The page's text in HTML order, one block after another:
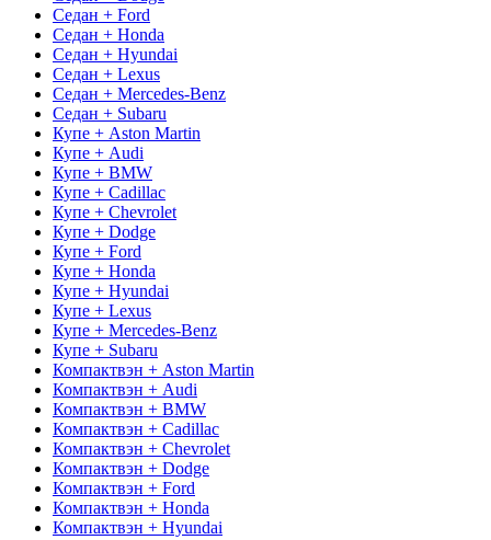
Седан + Ford
Седан + Honda
Седан + Hyundai
Седан + Lexus
Седан + Mercedes-Benz
Седан + Subaru
Купе + Aston Martin
Купе + Audi
Купе + BMW
Купе + Cadillac
Купе + Chevrolet
Купе + Dodge
Купе + Ford
Купе + Honda
Купе + Hyundai
Купе + Lexus
Купе + Mercedes-Benz
Купе + Subaru
Компактвэн + Aston Martin
Компактвэн + Audi
Компактвэн + BMW
Компактвэн + Cadillac
Компактвэн + Chevrolet
Компактвэн + Dodge
Компактвэн + Ford
Компактвэн + Honda
Компактвэн + Hyundai